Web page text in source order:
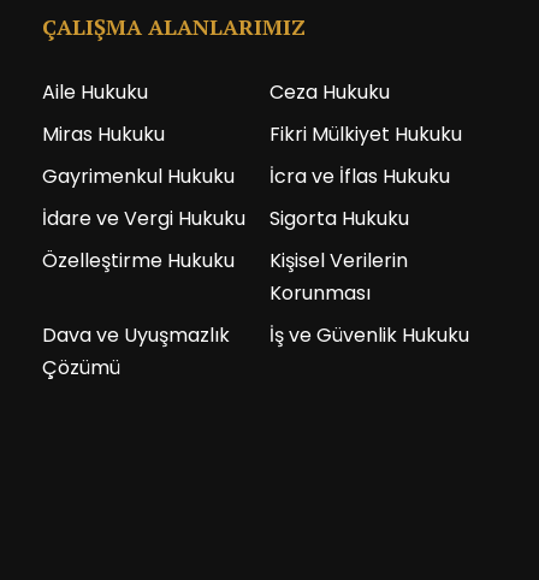
ÇALIŞMA ALANLARIMIZ
Aile Hukuku
Ceza Hukuku
Miras Hukuku
Fikri Mülkiyet Hukuku
Gayrimenkul Hukuku
İcra ve İflas Hukuku
İdare ve Vergi Hukuku
Sigorta Hukuku
Özelleştirme Hukuku
Kişisel Verilerin
Korunması
Dava ve Uyuşmazlık
Çözümü
İş ve Güvenlik Hukuku